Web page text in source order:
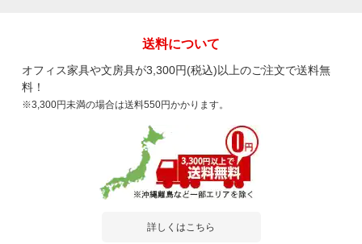
送料について
オフィス家具や文房具が3,300円(税込)以上のご注文で送料無
料！
※3,300円未満の場合は送料550円かかります。
詳しくはこちら